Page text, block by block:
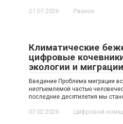
21.07.2026 Разное
Климатические
цифровые
экологии и миграции
Введение Проблема миграции
неотъемлемой частью
последние десятилетия мы
07.02.2026 Цифровой